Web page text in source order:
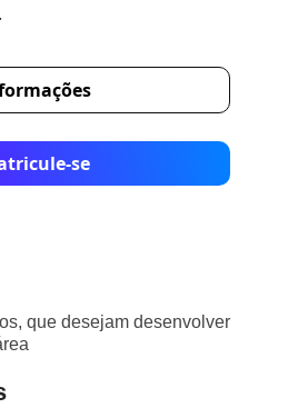
se
que desejam desenvolver